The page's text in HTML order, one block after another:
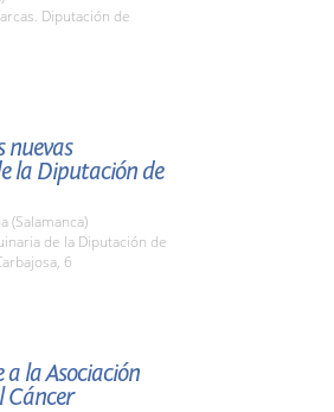
Diputación de
nuevas
la Diputación de
(Salamanca)
de la Diputación de
6
a la Asociación
Cáncer